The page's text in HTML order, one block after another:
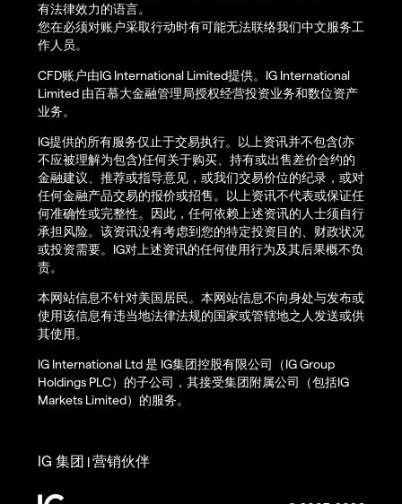
有法律效力的语言。
您在必须对账户采取行动时有可能无法联络我们中文服务工
作人员。
CFD账户由IG International Limited提供。IG International
Limited 由百慕大金融管理局授权经营投资业务和数位资产
业务。
IG提供的所有服务仅止于交易执行。以上资讯并不包含(亦
不应被理解为包含)任何关于购买、持有或出售差价合约的
金融建议、推荐或指导意见，或我们交易价位的纪录，或对
任何金融产品交易的报价或招售。以上资讯不代表或保证任
何准确性或完整性。因此，任何依赖上述资讯的人士须自行
承担风险。该资讯没有考虑到您的特定投资目的、财政状况
或投资需要。IG对上述资讯的任何使用行为及其后果概不负
责。
本网站信息不针对美国居民。本网站信息不向身处与发布或
使用该信息有违当地法律法规的国家或管辖地之人发送或供
其使用。
IG International Ltd 是 IG集团控股有限公司（IG Group
Holdings PLC）的子公司，其接受集团附属公司（包括IG
Markets Limited）的服务。
IG 集团 |营销伙伴